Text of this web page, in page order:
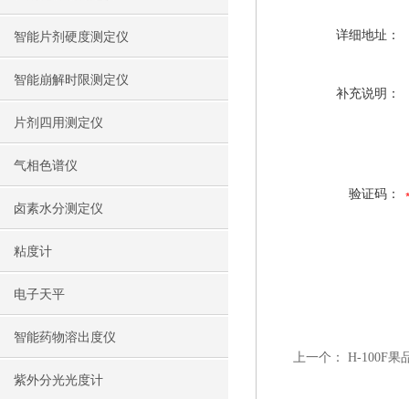
智能片剂硬度测定仪
智能崩解时限测定仪
片剂四用测定仪
气相色谱仪
卤素水分测定仪
粘度计
电子天平
智能药物溶出度仪
紫外分光光度计
详细地址：
补充说明：
验证码：
上一个： H-100F果